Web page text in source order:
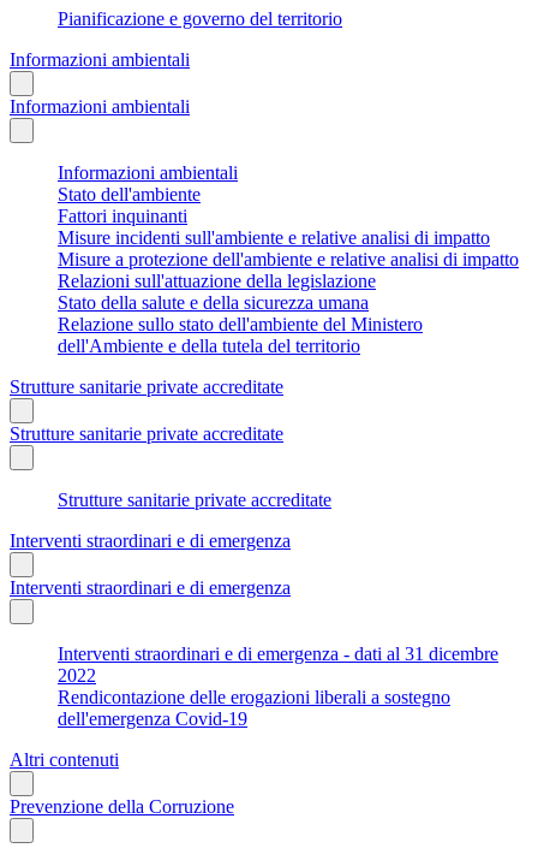
Pianificazione e governo del territorio
Informazioni ambientali
Informazioni ambientali
Informazioni ambientali
Stato dell'ambiente
Fattori inquinanti
Misure incidenti sull'ambiente e relative analisi di impatto
Misure a protezione dell'ambiente e relative analisi di impatto
Relazioni sull'attuazione della legislazione
Stato della salute e della sicurezza umana
Relazione sullo stato dell'ambiente del Ministero
dell'Ambiente e della tutela del territorio
Strutture sanitarie private accreditate
Strutture sanitarie private accreditate
Strutture sanitarie private accreditate
Interventi straordinari e di emergenza
Interventi straordinari e di emergenza
Interventi straordinari e di emergenza - dati al 31 dicembre
2022
Rendicontazione delle erogazioni liberali a sostegno
dell'emergenza Covid-19
Altri contenuti
Prevenzione della Corruzione